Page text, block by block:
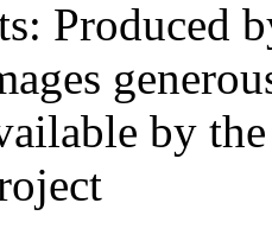
: Produced
by